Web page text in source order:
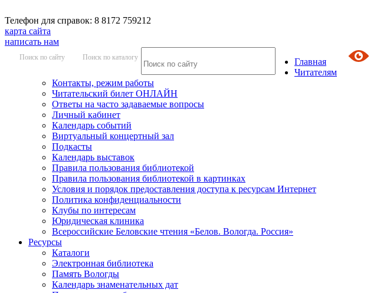
Телефон для справок: 8 8172 759212
карта сайта
написать нам
Поиск по сайту Поиск по каталогу
Главная
Читателям
Контакты, режим работы
Читательский билет ОНЛАЙН
Ответы на часто задаваемые вопросы
Личный кабинет
Календарь событий
Виртуальный концертный зал
Подкасты
Календарь выставок
Правила пользования библиотекой
Правила пользования библиотекой в картинках
Условия и порядок предоставления доступа к ресурсам Интернет
Политика конфиденциальности
Клубы по интересам
Юридическая клиника
Всероссийские Беловские чтения «Белов. Вологда. Россия»
Ресурсы
Каталоги
Электронная библиотека
Память Вологды
Календарь знаменательных дат